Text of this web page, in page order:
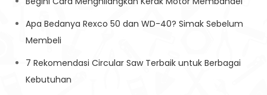
Apa Bedanya Rexco 50 dan WD-40? Simak Sebelum
Membeli
7 Rekomendasi Circular Saw Terbaik untuk Berbagai
Kebutuhan